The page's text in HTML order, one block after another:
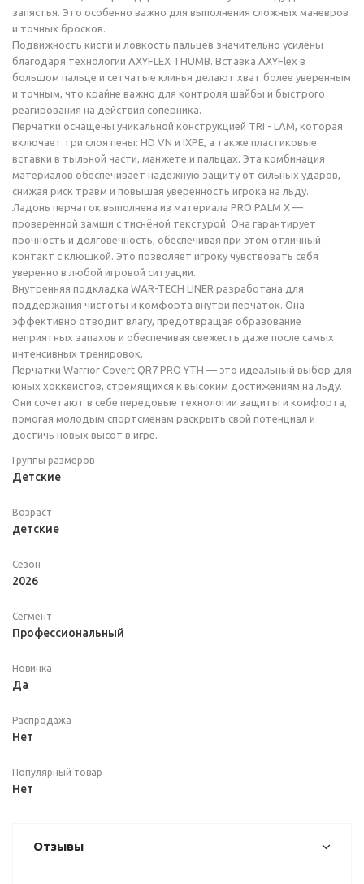
запястья. Это особенно важно для выполнения сложных маневров
и точных бросков.
Подвижность кисти и ловкость пальцев значительно усилены
благодаря технологии AXYFLEX THUMB. Вставка AXYFlex в
большом пальце и сетчатые клинья делают хват более уверенным
и точным, что крайне важно для контроля шайбы и быстрого
реагирования на действия соперника.
Перчатки оснащены уникальной конструкцией TRI - LAM, которая
включает три слоя пены: HD VN и IXPE, а также пластиковые
вставки в тыльной части, манжете и пальцах. Эта комбинация
материалов обеспечивает надежную защиту от сильных ударов,
снижая риск травм и повышая уверенность игрока на льду.
Ладонь перчаток выполнена из материала PRO PALM X —
проверенной замши с тиснёной текстурой. Она гарантирует
прочность и долговечность, обеспечивая при этом отличный
контакт с клюшкой. Это позволяет игроку чувствовать себя
уверенно в любой игровой ситуации.
Внутренняя подкладка WAR-TECH LINER разработана для
поддержания чистоты и комфорта внутри перчаток. Она
эффективно отводит влагу, предотвращая образование
неприятных запахов и обеспечивая свежесть даже после самых
интенсивных тренировок.
Перчатки Warrior Covert QR7 PRO YTH — это идеальный выбор для
юных хоккеистов, стремящихся к высоким достижениям на льду.
Они сочетают в себе передовые технологии защиты и комфорта,
помогая молодым спортсменам раскрыть свой потенциал и
достичь новых высот в игре.
Группы размеров
Детские
Возраст
детские
Сезон
2026
Сегмент
Профессиональный
Новинка
Да
Распродажа
Нет
Популярный товар
Нет
Отзывы